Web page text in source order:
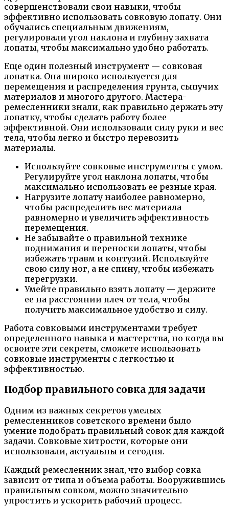
совершенствовали свои навыки, чтобы
эффективно использовать совковую лопату. Они
обучались специальным движениям,
регулировали угол наклона и глубину захвата
лопаты, чтобы максимально удобно работать.
Еще один полезный инструмент — совковая
лопатка. Она широко используется для
перемещения и распределения грунта, сыпучих
материалов и многого другого. Мастера-
ремесленники знали, как правильно держать эту
лопатку, чтобы сделать работу более
эффективной. Они использовали силу руки и вес
тела, чтобы легко и быстро перевозить
материалы.
Используйте совковые инструменты с умом.
Регулируйте угол наклона лопаты, чтобы
максимально использовать ее резные края.
Нагрузите лопату наиболее равномерно,
чтобы распределить вес материала
равномерно и увеличить эффективность
перемещения.
Не забывайте о правильной технике
поднимания и переноски лопаты, чтобы
избежать травм и контузий. Используйте
свою силу ног, а не спину, чтобы избежать
перегрузки.
Умейте правильно взять лопату — держите
ее на расстоянии плеч от тела, чтобы
получить максимальное удобство и силу.
Работа совковыми инструментами требует
определенного навыка и мастерства, но когда вы
освоите эти секреты, сможете использовать
совковые инструменты с легкостью и
эффективностью.
Подбор правильного совка для задачи
Одним из важных секретов умелых
ремесленников советского времени было
умение подобрать правильный совок для каждой
задачи. Совковые хитрости, которые они
использовали, актуальны и сегодня.
Каждый ремесленник знал, что выбор совка
зависит от типа и объема работы. Вооружившись
правильным совком, можно значительно
упростить и ускорить рабочий процесс.